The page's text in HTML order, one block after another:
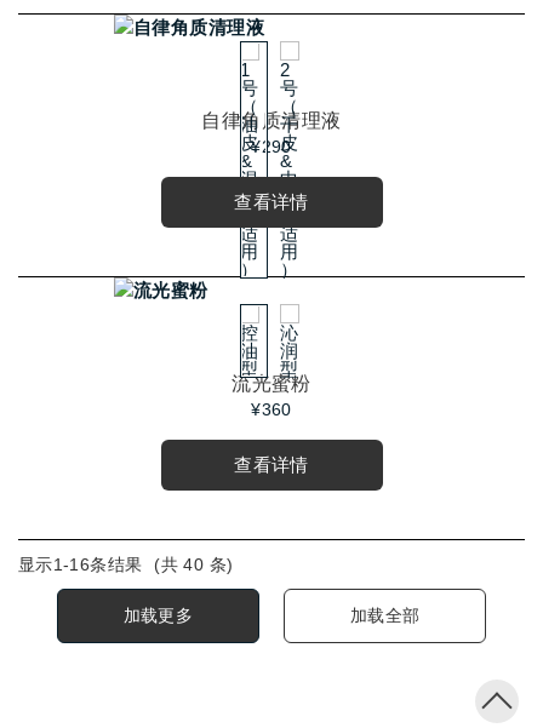
自律角质清理液
¥290
查看详情
流光蜜粉
¥360
查看详情
显示1-16条结果 (共 40 条)
加载更多 加载全部